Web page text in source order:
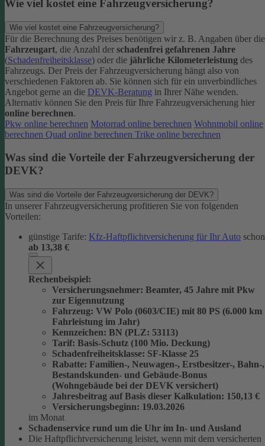
Wie viel kostet eine Fahrzeugversicherung?
Wie viel kostet eine Fahrzeugversicherung?
Für die Berechnung des Preises benötigen wir z. B. Angaben über die
Fahrzeugart, die Anzahl der schadenfrei gefahrenen Jahre
(Schadenfreiheitsklasse) oder die jährliche Kilometerleistung des
Fahrzeugs. Der Preis der Fahrzeugversicherung hängt also von
verschiedenen Faktoren ab. Sie können sich für ein unverbindliches
Angebot gerne an die DEVK-Beratung in Ihrer Nähe wenden.
Alternativ können Sie den Preis für Ihre Fahrzeugversicherung hier
online berechnen.
Pkw online berechnen Motorrad online berechnen Wohnmobil online
berechnen Quad online berechnen Trike online berechnen
Was sind die Vorteile der Fahrzeugversicherung der
DEVK?
Was sind die Vorteile der Fahrzeugversicherung der DEVK?
In unserer Fahrzeugversicherung profitieren Sie von folgenden
Vorteilen:
günstige Tarife: Kfz-Haftpflichtversicherung für Ihr Auto schon
ab 13,38 €
Rechenbeispiel:
Versicherungsnehmer: Beamter, 45 Jahre mit Pkw
zur Eigennutzung
Fahrzeug: VW Polo (0603/CIE) mit 80 PS (6.000 km
Fahrleistung im Jahr)
Kennzeichen: BN (PLZ: 53113)
Tarif: Basis-Schutz (100 Mio. Deckung)
Schadenfreiheitsklasse: SF-Klasse 25
Rabatte: Familien-, Neuwagen-, Erstbesitzer-, Bahn-,
Bestandskunden- und Gebäude-Bonus
(Wohngebäude bei der DEVK versichert)
Jahresbeitrag auf Basis dieser Kalkulation: 150,13 €
Versicherungsbeginn: 19.03.2026
im Monat
Schadenservice rund um die Uhr im In- und Ausland
Die Haftpflichtversicherung leistet, wenn mit dem versicherten